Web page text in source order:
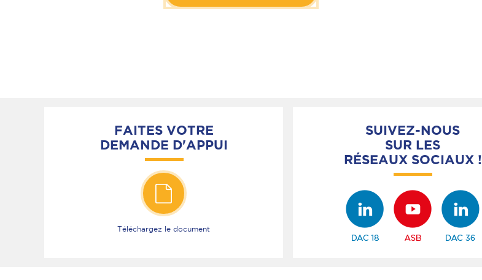
FAITES VOTRE
DEMANDE D'APPUI
Téléchargez le document
SUIVEZ-NOUS
SUR LES
RÉSEAUX SOCIAUX !